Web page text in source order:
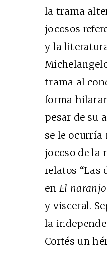
la trama
jocosos
y la
trama al
forma
pesar de su
se le ocurría
jocoso de la
relatos “Las
enEl naranjo
y visceral.
la
Cortés un